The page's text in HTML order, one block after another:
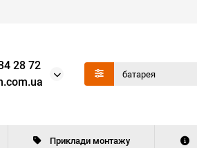
28 72
Приклади монтажу